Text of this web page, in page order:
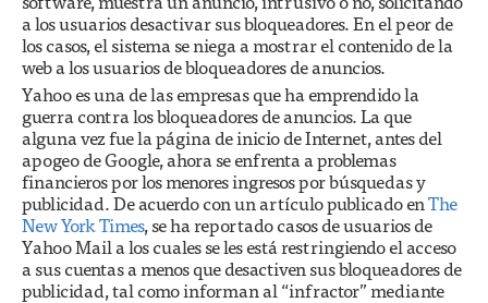
a los usuarios desactivar sus bloqueadores. En el peor de
los casos, el sistema se niega a mostrar el contenido de la
web a los usuarios de bloqueadores de anuncios.
Yahoo es una de las empresas que ha emprendido la
guerra contra los bloqueadores de anuncios. La que
alguna vez fue la página de inicio de Internet, antes del
apogeo de Google, ahora se enfrenta a problemas
financieros por los menores ingresos por búsquedas y
publicidad. De acuerdo con un artículo publicado enThe
New York Times, se ha reportado casos de usuarios de
Yahoo Mail a los cuales se les está restringiendo el acceso
a sus cuentas a menos que desactiven sus bloqueadores de
publicidad, tal como informan al “infractor” mediante